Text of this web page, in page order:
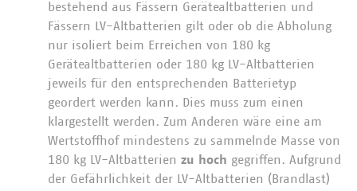
bestehend aus Fässern Gerätealtbatterien und
Fässern LV-Altbatterien gilt oder ob die Abholung
nur isoliert beim Erreichen von 180 kg
Gerätealtbatterien oder 180 kg LV-Altbatterien
jeweils für den entsprechenden Batterietyp
geordert werden kann. Dies muss zum einen
klargestellt werden. Zum Anderen wäre eine am
Wertstoffhof mindestens zu sammelnde Masse von
180 kg LV-Altbatterien zu hoch gegriffen. Aufgrund
der Gefährlichkeit der LV-Altbatterien (Brandlast)